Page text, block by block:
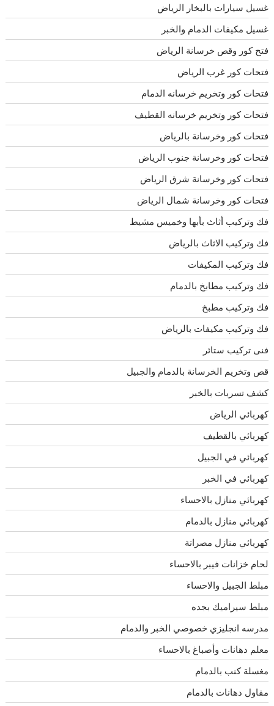
غسيل سيارات بالبخار الرياض
غسيل مكيفات الدمام والخبر
فتح كور وقص خرسانة الرياض
فتحات كور غرب الرياض
فتحات كور وتخريم خرسانه الدمام
فتحات كور وتخريم خرسانه القطيف
فتحات كور وخرسانة بالرياض
فتحات كور وخرسانة جنوب الرياض
فتحات كور وخرسانة شرق الرياض
فتحات كور وخرسانة شمال الرياض
فك وتركيب أثاث بأبها وخميس مشيط
فك وتركيب الاثاث بالرياض
فك وتركيب المكيفات
فك وتركيب مطابخ بالدمام
فك وتركيب مطبخ
فك وتركيب مكيفات بالرياض
فنى تركيب ستائر
قص وتخريم الخرسانة بالدمام والجبيل
كشف تسربات بالخبر
كهربائي الرياض
كهربائي بالقطيف
كهربائي في الجبيل
كهربائي في الخبر
كهربائي منازل بالاحساء
كهربائي منازل بالدمام
كهربائي منازل مصراتة
لحام خزانات فيبر بالاحساء
مبلط الجبيل والاحساء
مبلط سيراميك بجده
مدرسه انجليزي خصوصي الخبر والدمام
معلم دهانات وأصباغ بالاحساء
مغسلة كنب بالدمام
مقاول دهانات بالدمام